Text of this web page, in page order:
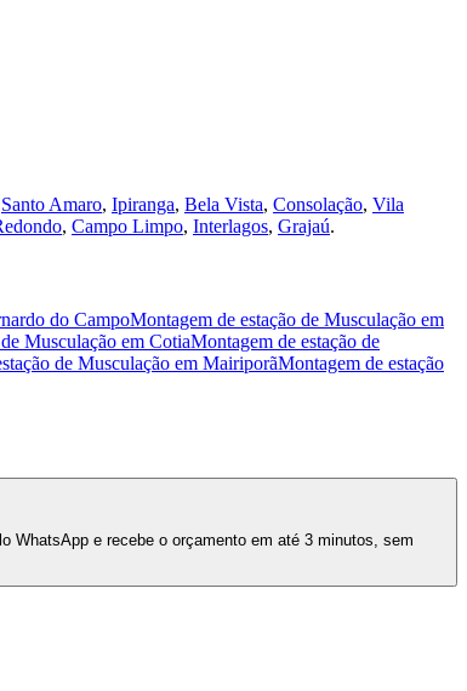
Santo Amaro, Ipiranga, Bela Vista, Consolação, Vila
, Campo Limpo, Interlagos, Grajaú.
do CampoMontagem de estação de Musculação em
Musculação em CotiaMontagem de estação de
de Musculação em MairiporãMontagem de estação
WhatsApp e recebe o orçamento em até 3 minutos, sem